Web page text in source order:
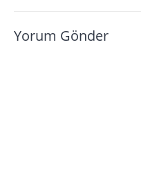
Yorum Gönder